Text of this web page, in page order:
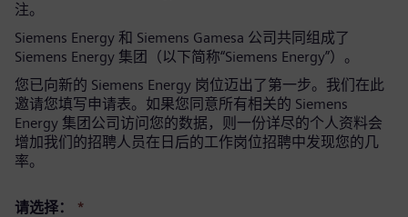
注。
Siemens Energy 和 Siemens Gamesa 公司共同组成了
Siemens Energy 集团（以下简称“Siemens Energy”）。
您已向新的 Siemens Energy 岗位迈出了第一步。我们在此
邀请您填写申请表。如果您同意所有相关的 Siemens
Energy 集团公司访问您的数据，则一份详尽的个人资料会
增加我们的招聘人员在日后的工作岗位招聘中发现您的几
率。
请选择：
*